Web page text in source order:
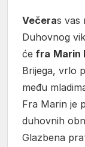
Večeras vas
Duhovnog
će fra Marin
Brijega, vrlo
među
Fra Marin je
duhovnih
Glazbena